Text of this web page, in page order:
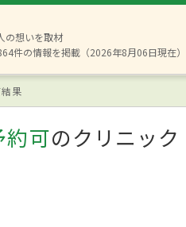
の想いを取材
件の情報を掲載（2026年8月06日現在）
果
約可のクリニック